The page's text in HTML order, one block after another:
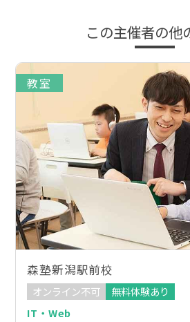
この主催者の他
教室
森塾新潟駅前校
オンライン不可
無料体験あり
IT・Web